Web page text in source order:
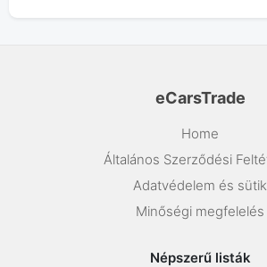
eCarsTrade
Home
Általános Szerződési
Adatvédelem és sütik
Minőségi megfelelés
Népszerű listák